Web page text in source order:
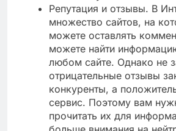
Репутация и отзывы. В
множество сайтов, на
можете оставлять
можете найти
любом сайте. Однако не
отрицательные отзывы
конкуренты, а
сервис. Поэтому вам
прочитать их для